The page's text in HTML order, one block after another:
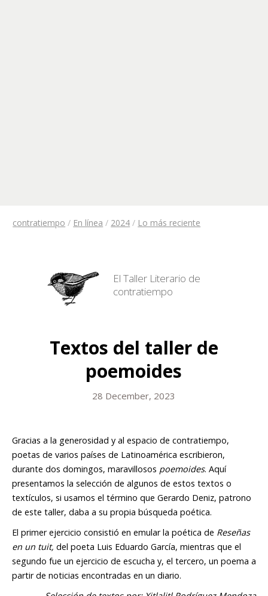
contratiempo / En línea / 2024 / Lo más reciente
El Taller Literario de
contratiempo
Textos del taller de
poemoides
28 December, 2023
Gracias a la generosidad y al espacio de contratiempo,
poetas de varios países de Latinoamérica escribieron,
durante dos domingos, maravillosos poemoides. Aquí
presentamos la selección de algunos de estos textos o
textículos, si usamos el término que Gerardo Deniz, patrono
de este taller, daba a su propia búsqueda poética.
El primer ejercicio consistió en emular la poética de Reseñas
en un tuit, del poeta Luis Eduardo García, mientras que el
segundo fue un ejercicio de escucha y, el tercero, un poema a
partir de noticias encontradas en un diario.